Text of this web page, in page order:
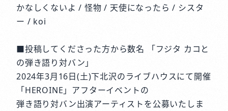
かなしくないよ / 怪物 / 天使になったら / シスタ
ー / koi
■投稿してくださった方から数名 「フジタ カコと
の弾き語り対バン」
2024年3月16日(土)下北沢のライブハウスにて開催
「HEROINE」アフターイベントの
弾き語り対バン出演アーティストを公募いたしま